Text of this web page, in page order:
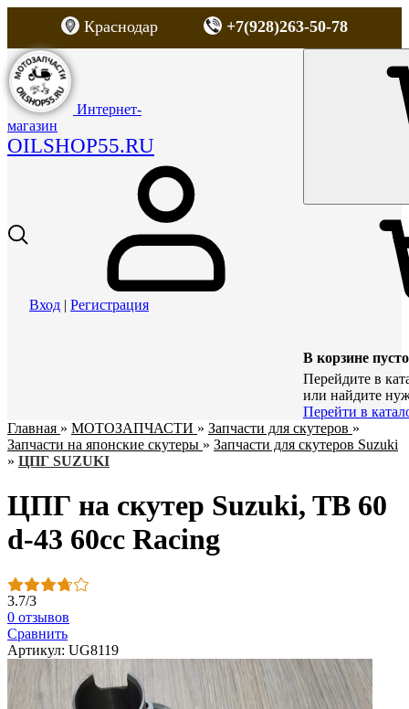
Краснодар +7(928)263-50-78
Интернет-
магазин
OILSHOP55.RU
Вход | Регистрация
В корзине пусто
Перейдите в
или найдите
Перейти в
Главная » МОТОЗАПЧАСТИ » Запчасти для скутеров »
Запчасти на японские скутеры » Запчасти для скутеров Suzuki
» ЦПГ SUZUKI
ЦПГ на скутер Suzuki, TB 60
d-43 60сс Racing
3.7/3
0 отзывов
Сравнить
Артикул: UG8119